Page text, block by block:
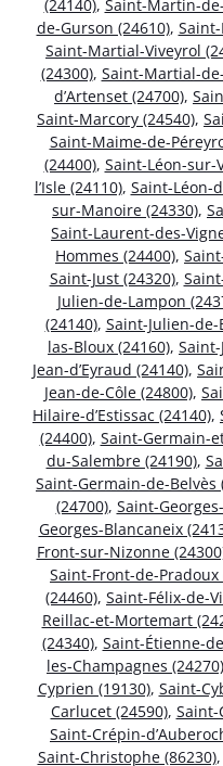
(24140), Saint-Martin-
de-Gurson (24610),
Saint-Martial-Viveyrol
(24300), Saint-Martial-
d’Artenset (24700),
Saint-Marcory (24540),
Saint-Maime-de-
(24400), Saint-Léon-sur-
l’Isle (24110), Saint-Léon-
sur-Manoire (24330),
Saint-Laurent-des-
Hommes (24400),
Saint-Just (24320),
Julien-de-Lampon
(24140), Saint-Julien-
las-Bloux (24160),
Jean-d’Eyraud (24140),
Jean-de-Côle (24800),
Hilaire-d’Estissac (24140),
(24400), Saint-Germain-
du-Salembre (24190),
Saint-Germain-de-Belvès
(24700), Saint-
Georges-Blancaneix
Front-sur-Nizonne
Saint-Front-de-Pradoux
(24460), Saint-Félix-de-
Reillac-et-Mortemart
(24340), Saint-Étienne-
les-Champagnes (24270)
Cyprien (19130), Saint-
Carlucet (24590), Saint-
Saint-Crépin-
Saint-Christophe (86230),